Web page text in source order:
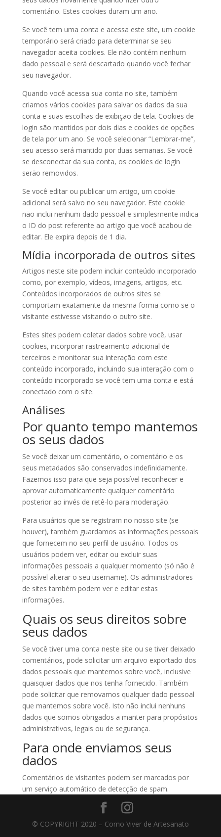
comentário. Estes cookies duram um ano.
Se você tem uma conta e acessa este site, um cookie
temporário será criado para determinar se seu
navegador aceita cookies. Ele não contém nenhum
dado pessoal e será descartado quando você fechar
seu navegador.
Quando você acessa sua conta no site, também
criamos vários cookies para salvar os dados da sua
conta e suas escolhas de exibição de tela. Cookies de
login são mantidos por dois dias e cookies de opções
de tela por um ano. Se você selecionar “Lembrar-me”,
seu acesso será mantido por duas semanas. Se você
se desconectar da sua conta, os cookies de login
serão removidos.
Se você editar ou publicar um artigo, um cookie
adicional será salvo no seu navegador. Este cookie
não inclui nenhum dado pessoal e simplesmente indica
o ID do post referente ao artigo que você acabou de
editar. Ele expira depois de 1 dia.
Mídia incorporada de outros sites
Artigos neste site podem incluir conteúdo incorporado
como, por exemplo, vídeos, imagens, artigos, etc.
Conteúdos incorporados de outros sites se
comportam exatamente da mesma forma como se o
visitante estivesse visitando o outro site.
Estes sites podem coletar dados sobre você, usar
cookies, incorporar rastreamento adicional de
terceiros e monitorar sua interação com este
conteúdo incorporado, incluindo sua interação com o
conteúdo incorporado se você tem uma conta e está
conectado com o site.
Análises
Por quanto tempo mantemos
os seus dados
Se você deixar um comentário, o comentário e os
seus metadados são conservados indefinidamente.
Fazemos isso para que seja possível reconhecer e
aprovar automaticamente qualquer comentário
posterior ao invés de retê-lo para moderação.
Para usuários que se registram no nosso site (se
houver), também guardamos as informações pessoais
que fornecem no seu perfil de usuário. Todos os
usuários podem ver, editar ou excluir suas
informações pessoais a qualquer momento (só não é
possível alterar o seu username). Os administradores
de sites também podem ver e editar estas
informações.
Quais os seus direitos sobre
seus dados
Se você tiver uma conta neste site ou se tiver deixado
comentários, pode solicitar um arquivo exportado dos
dados pessoais que mantemos sobre você, inclusive
quaisquer dados que nos tenha fornecido. Também
pode solicitar que removamos qualquer dado pessoal
que mantemos sobre você. Isto não inclui nenhuns
dados que somos obrigados a manter para propósitos
administrativos, legais ou de segurança.
Para onde enviamos seus
dados
Comentários de visitantes podem ser marcados por
um serviço automático de detecção de spam.
© COPYRIGHT 2020 – Como Viver de Artesanato